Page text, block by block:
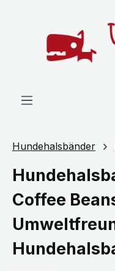
Hundehalsbänder
Coffee